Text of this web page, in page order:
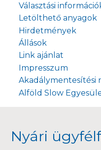
Választási
Letölthető anyagok
Hirdetmények
Állások
Link ajánlat
Impresszum
Akadálymentesítési
Alföld Slow
Nyári